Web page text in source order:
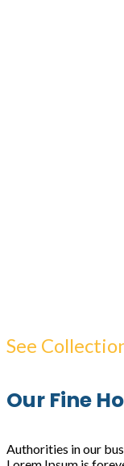
See
Our Fine
Authorities in our